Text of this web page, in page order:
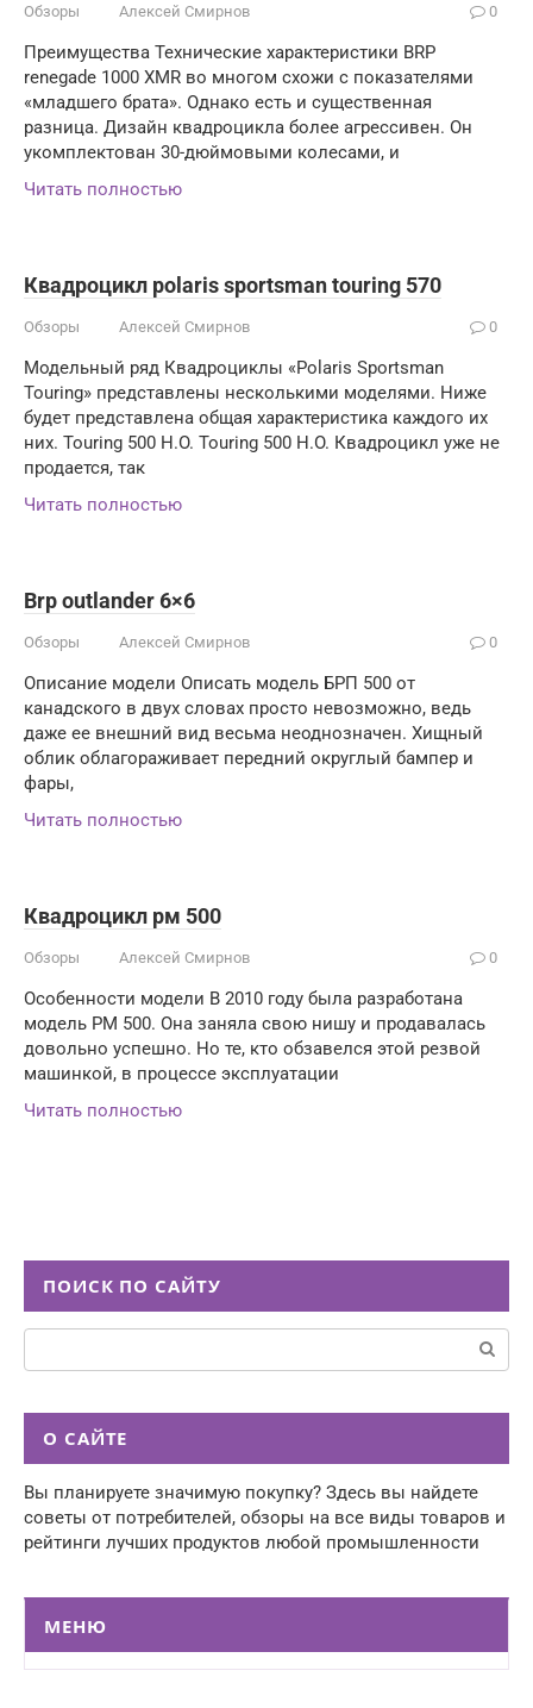
Обзоры Алексей Смирнов 0
Преимущества Технические характеристики BRP
renegade 1000 XMR во многом схожи с показателями
«младшего брата». Однако есть и существенная
разница. Дизайн квадроцикла более агрессивен. Он
укомплектован 30-дюймовыми колесами, и
Читать полностью
Квадроцикл polaris sportsman touring 570
Обзоры Алексей Смирнов 0
Модельный ряд Квадроциклы «Polaris Sportsman
Touring» представлены несколькими моделями. Ниже
будет представлена общая характеристика каждого их
них. Touring 500 H.O. Touring 500 H.O. Квадроцикл уже не
продается, так
Читать полностью
Brp outlander 6×6
Обзоры Алексей Смирнов 0
Описание модели Описать модель БРП 500 от
канадского в двух словах просто невозможно, ведь
даже ее внешний вид весьма неоднозначен. Хищный
облик облагораживает передний округлый бампер и
фары,
Читать полностью
Квадроцикл рм 500
Обзоры Алексей Смирнов 0
Особенности модели В 2010 году была разработана
модель РМ 500. Она заняла свою нишу и продавалась
довольно успешно. Но те, кто обзавелся этой резвой
машинкой, в процессе эксплуатации
Читать полностью
ПОИСК ПО САЙТУ
Поиск:
О САЙТЕ
Вы планируете значимую покупку? Здесь вы найдете
советы от потребителей, обзоры на все виды товаров и
рейтинги лучших продуктов любой промышленности
МЕНЮ